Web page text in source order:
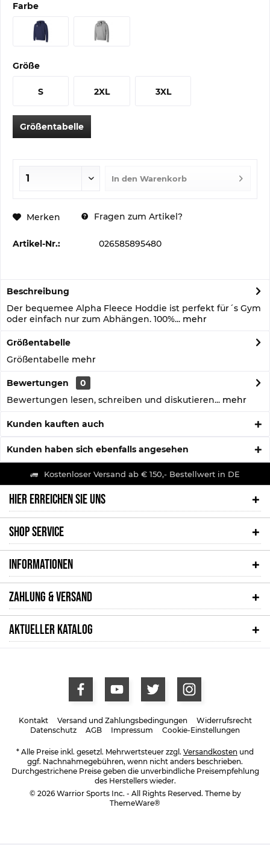
Farbe
Größe
S 2XL 3XL
Größentabelle
In den Warenkorb
Merken Fragen zum Artikel?
Artikel-Nr.: 026585895480
Beschreibung
Der bequemee Alpha Fleece Hoddie ist perfekt für´s Gym
oder einfach nur zum Abhängen. 100%... mehr
Größentabelle
Größentabelle mehr
Bewertungen
0
Bewertungen lesen, schreiben und diskutieren... mehr
Kunden kauften auch
Kunden haben sich ebenfalls angesehen
Kostenloser Versand ab € 150,- Bestellwert in DE
HIER ERREICHEN SIE UNS
SHOP SERVICE
INFORMATIONEN
ZAHLUNG & VERSAND
AKTUELLER KATALOG
Kontakt Versand und Zahlungsbedingungen
Widerrufsrecht
Datenschutz
AGB Impressum Cookie-Einstellungen
* Alle Preise inkl. gesetzl. Mehrwertsteuer zzgl. Versandkosten und
ggf. Nachnahmegebühren, wenn nicht anders beschrieben.
Durchgestrichene Preise geben die unverbindliche Preisempfehlung
des Herstellers wieder.
© 2026 Warrior Sports Inc. - All Rights Reserved. Theme by
ThemeWare®